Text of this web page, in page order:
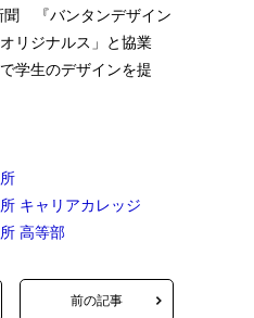
『バンタンデザイン
リジナルス」と協業
学生のデザインを提
キャリアカレッジ
高等部
前の記事